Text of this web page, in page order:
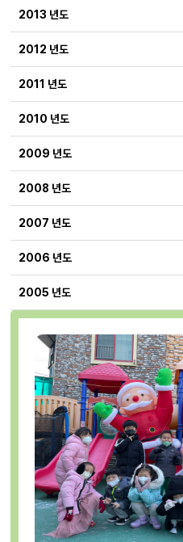
2013 년도
2012 년도
2011 년도
2010 년도
2009 년도
2008 년도
2007 년도
2006 년도
2005 년도